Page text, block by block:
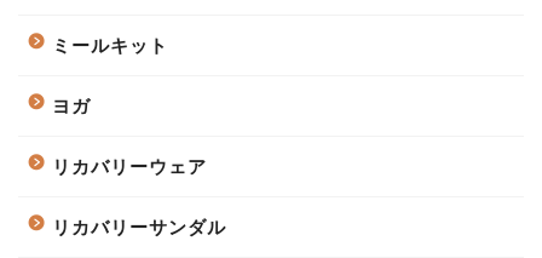
ミールキット
ヨガ
リカバリーウェア
リカバリーサンダル